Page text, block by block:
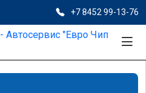
+7 8452 99-13-76